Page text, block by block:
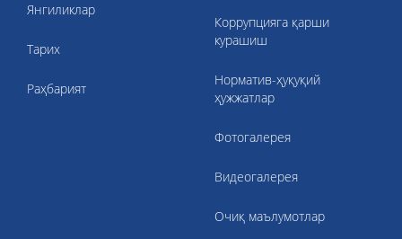
Янгиликлар
Тарих
Раҳбарият
Коррупцияга қарши
курашиш
Норматив-ҳуқуқий
ҳужжатлар
Фотогалерея
Видеогалерея
Очиқ маълумотлар